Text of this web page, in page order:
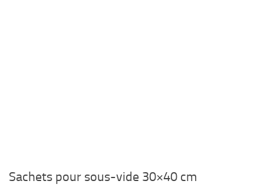
Sachets pour sous-vide 30×40 cm